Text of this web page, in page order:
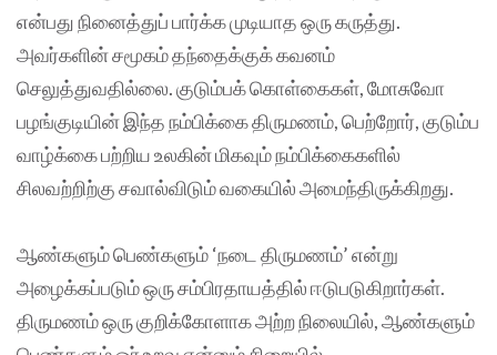
என்பது நினைத்துப் பார்க்க முடியாத ஒரு கருத்து.
அவர்களின் சமூகம் தந்தைக்குக் கவனம்
செலுத்துவதில்லை. குடும்பக் கொள்கைகள், மோசுவோ
பழங்குடியின் இந்த நம்பிக்கை திருமணம், பெற்றோர், குடும்ப
வாழ்க்கை பற்றிய உலகின் மிகவும் நம்பிக்கைகளில்
சிலவற்றிற்கு சவால்விடும் வகையில் அமைந்திருக்கிறது.
ஆண்களும் பெண்களும் ‘நடை திருமணம்’ என்று
அழைக்கப்படும் ஒரு சம்பிரதாயத்தில் ஈடுபடுகிறார்கள்.
திருமணம் ஒரு குறிக்கோளாக அற்ற நிலையில், ஆண்களும்